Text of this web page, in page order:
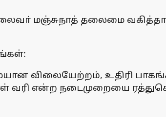
தலைவா் மஞ்சுநாத் தலைமை
விலையேற்றம், உதிரி
வரி என்ற நடைமுறையை